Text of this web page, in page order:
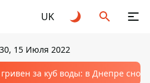
UK
15 Июля 2022
за куб воды: в Днепре